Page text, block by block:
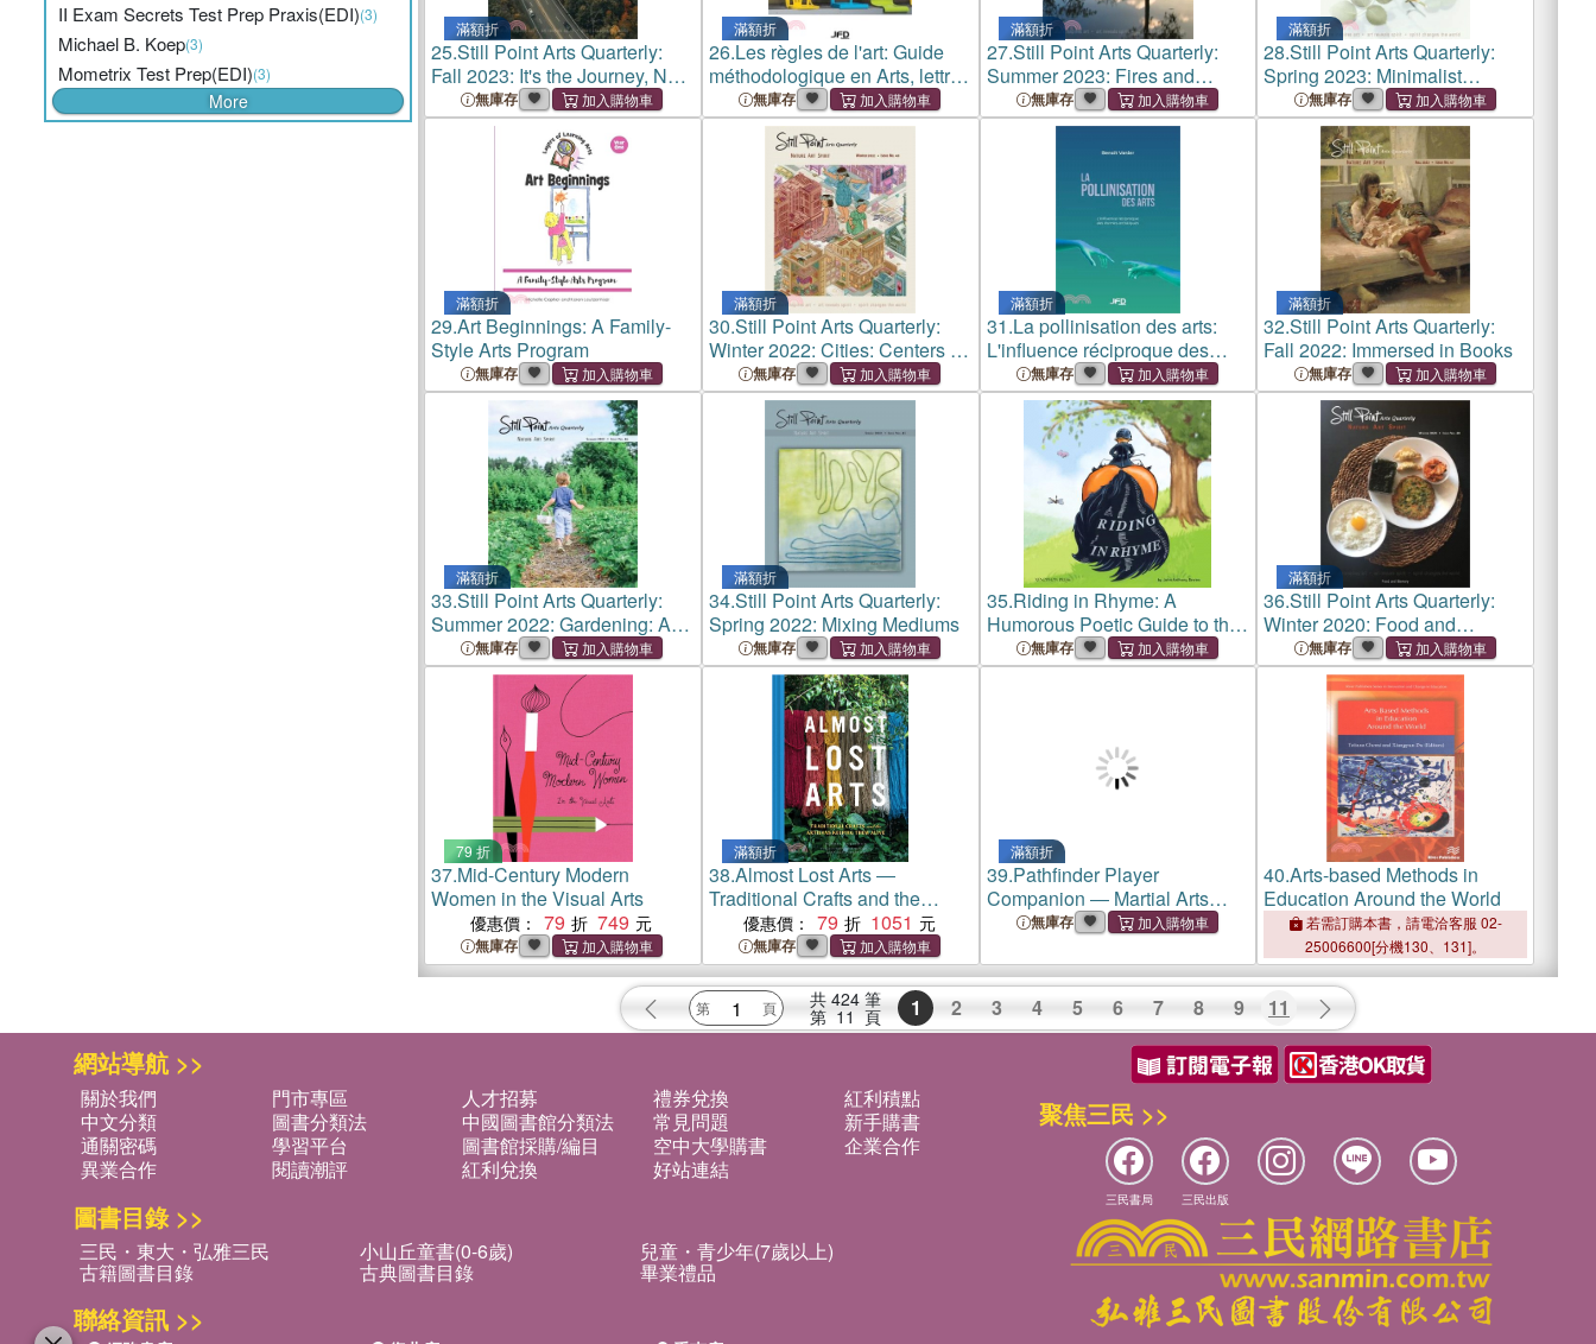
II Exam Secrets Test Prep Praxis(EDI)(3)
Michael B. Koep(3)
Mometrix Test Prep(EDI)(3)
More
滿額折
25.Still Point Arts Quarterly:
Fall 2023: It's the Journey, Not
the Destination
無庫存
滿額折
26.Les règles de l'art: Guide
méthodologique en Arts, lettres
et communication
無庫存
滿額折
27.Still Point Arts Quarterly:
Summer 2023: Fires and
Floods無庫存
滿額折
28.Still Point Arts Quarterly:
Spring 2023: Minimalist
Wisdom
無庫存
滿額折
29.Art Beginnings: A Family-
Style Arts Program
無庫存
滿額折
30.Still Point Arts Quarterly:
Winter 2022: Cities: Centers of
Culture and Creativity
無庫存
滿額折
31.La pollinisation des arts:
L'influence réciproque des
formes artistiques
無庫存
滿額折
32.Still Point Arts Quarterly:
Fall 2022: Immersed in Books
無庫存
滿額折
33.Still Point Arts Quarterly:
Summer 2022: Gardening: An
Instrument of Grace
無庫存
滿額折
34.Still Point Arts Quarterly:
Spring 2022: Mixing Mediums
無庫存
35.Riding in Rhyme: A
Humorous Poetic Guide to the
Equestrian Arts
無庫存
滿額折
36.Still Point Arts Quarterly:
Winter 2020: Food and
Memory無庫存
79 折
37.Mid-Century Modern
Women in the Visual Arts
優惠價： 79 749
無庫存
滿額折
38.Almost Lost Arts ―
Traditional Crafts and the
Artisans Keeping Them Alive
優惠價： 79 1051
無庫存
滿額折
39.Pathfinder Player
Companion ― Martial Arts
Handbook
無庫存
40.Arts-based Methods in
Education Around the World
若需訂購本書，請電洽客服 02-
25006600[分機130、131]。
共 424 筆
第 11 頁 1 2 3 4 5 6 7 8 9 11
網站導航 >>
關於我們 門市專區 人才招募 禮券兌換
紅利積點
中文分類
圖書分類法 中國圖書館分類法 常見問題
新手購書
通關密碼
學習平台 圖書館採購/編目 空中大學購書
企業合作
異業合作
閱讀潮評 紅利兌換 好站連結
圖書目錄 >>
三民・東大・弘雅三民 小山丘童書(0-6歲) 兒童・青少年(7歲以上)
古籍圖書目錄 古典圖書目錄 畢業禮品
聯絡資訊 >>
聚焦三民 >>
三民書局 三民出版